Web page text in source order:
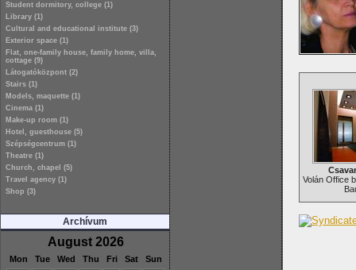
Student dormitory, college (1)
Library (1)
Cultural and educational institute (3)
Exterior space (1)
Flat, one-family house, family home, villa,
cottage (9)
Látogatóközpont (2)
Stairs (1)
Models, maquette (1)
Cinema (1)
Make-up room (1)
Hotel, guesthouse (5)
Szépségcentrum (1)
Theatre (1)
Church, chapel (5)
Travel agency (1)
Shop (3)
Archívum
August 2026
Mon Tue Wed Thu Fri Sat Sun
Volán Office